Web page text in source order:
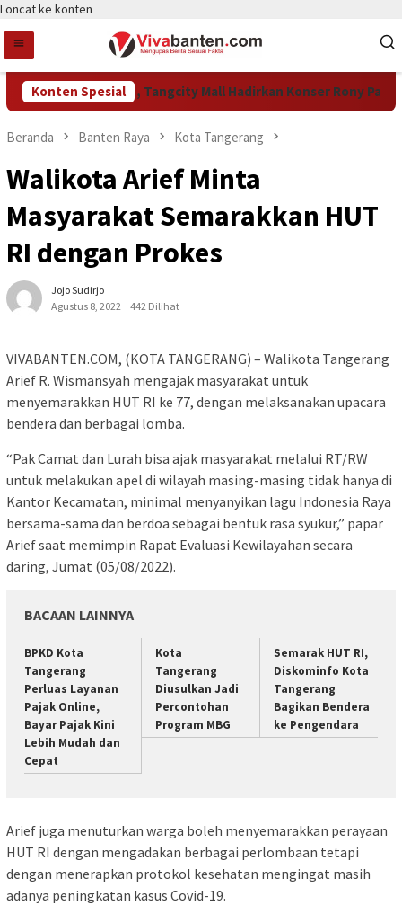
Loncat ke konten
Konten Spesial
HUT Ke-15, Tangcity Mall Hadirkan Konser Rony Parulian
Beranda Banten Raya Kota Tangerang
Walikota Arief Minta
Masyarakat Semarakkan HUT
RI dengan Prokes
Jojo Sudirjo
Agustus 8, 2022
442 Dilihat
VIVABANTEN.COM, (KOTA TANGERANG) – Walikota Tangerang
Arief R. Wismansyah mengajak masyarakat untuk
menyemarakkan HUT RI ke 77, dengan melaksanakan upacara
bendera dan berbagai lomba.
“Pak Camat dan Lurah bisa ajak masyarakat melalui RT/RW
untuk melakukan apel di wilayah masing-masing tidak hanya di
Kantor Kecamatan, minimal menyanyikan lagu Indonesia Raya
bersama-sama dan berdoa sebagai bentuk rasa syukur,” papar
Arief saat memimpin Rapat Evaluasi Kewilayahan secara
daring, Jumat (05/08/2022).
BACAAN LAINNYA
BPKD Kota
Tangerang
Perluas Layanan
Pajak Online,
Bayar Pajak Kini
Lebih Mudah dan
Cepat
Kota
Tangerang
Diusulkan Jadi
Percontohan
Program MBG
Semarak HUT RI,
Diskominfo Kota
Tangerang
Bagikan Bendera
ke Pengendara
Arief juga menuturkan warga boleh menyemarakkan perayaan
HUT RI dengan mengadakan berbagai perlombaan tetapi
dengan menerapkan protokol kesehatan mengingat masih
adanya peningkatan kasus Covid-19.